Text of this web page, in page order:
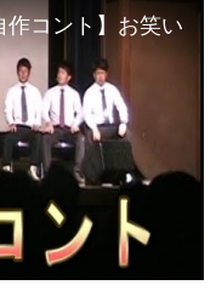
コント】お笑い